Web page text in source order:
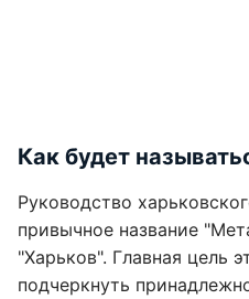
Как будет
Руководство
привычное название
"Харьков". Главная цель
подчеркнуть